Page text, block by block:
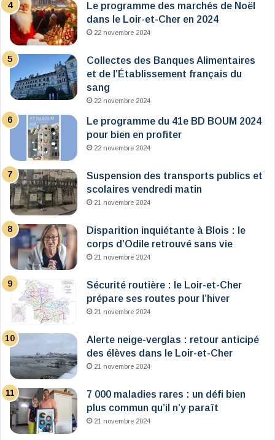
Le programme des marchés de Noël
dans le Loir-et-Cher en 2024
22 novembre 2024
Collectes des Banques Alimentaires
et de l’Établissement français du
sang
22 novembre 2024
Le programme du 41e BD BOUM 2024
pour bien en profiter
22 novembre 2024
Suspension des transports publics et
scolaires vendredi matin
21 novembre 2024
Disparition inquiétante à Blois : le
corps d’Odile retrouvé sans vie
21 novembre 2024
Sécurité routière : le Loir-et-Cher
prépare ses routes pour l’hiver
21 novembre 2024
Alerte neige-verglas : retour anticipé
des élèves dans le Loir-et-Cher
21 novembre 2024
7 000 maladies rares : un défi bien
plus commun qu’il n’y paraît
21 novembre 2024